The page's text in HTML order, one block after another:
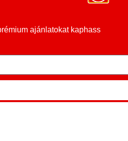
ajánlatokat kaphass